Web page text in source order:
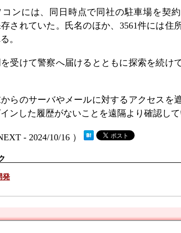
コンには、同日時点で同社の駐車場を契
されていた。氏名のほか、3561件には住
。
受けて警察へ届けるとともに探索を続け
らのサーバやメールに対するアクセスを
ンした履歴がないことを遠隔より確認して
- 2024/10/16 ）
発